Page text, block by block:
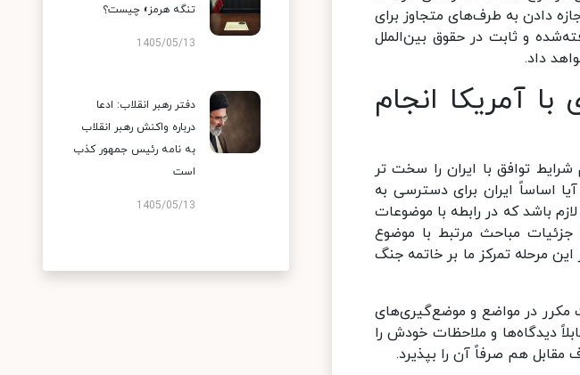
دادن به طرف‌های متجاوز برای
و ثابت در حقوق بین‌الملل
داد.
آمریکا انجام
توافق با ایران را سخت تر
اساساً ایران برای دسترسی به
باشد که در رابطه با موضوعات
مباحث مرتبط با موضوع
مرحله تمرکز ما بر خاتمه جنگ
مکرر در مواضع و موضع‌گیری‌های
دیدگاه‌ها و ملاحظات خودش را
هم صرفاً آن را بپذیرد.
تنگه هرمز» چیست؟
1405/05/13
دفتر رهبر انقلاب: ادعا
درباره واکنش رهبر انقلاب
به نامه رئیس جمهور کذب
است
1405/05/13